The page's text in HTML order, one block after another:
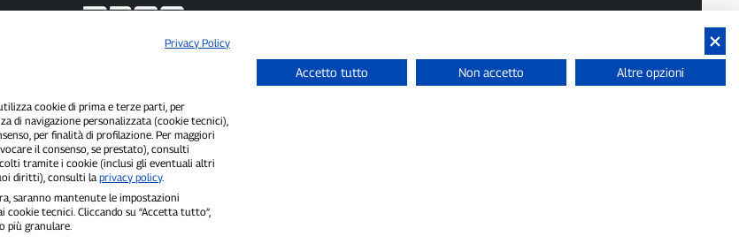
P300.it è una Testata Giornalistica indipendente
numero 1/2021 del 1/2/2021 - Tribunale di Pavia
- P.IVA 02798890188
Alessandro Secchi- Vicedirettore:
Privacy Policy-Cookie Policy
"Se è successo davvero, lo trovi su P300.it"
Copyright © P300.it 2012-2026
Privacy Policy
cookie di prima e terze parti, per
di navigazione personalizzata (cookie tecnici),
per finalità di profilazione. Per maggiori
il consenso, se prestato), consulti
tramite i cookie (inclusi gli eventuali altri
diritti), consulti la privacy policy.
saranno mantenute le impostazioni
tecnici. Cliccando su “Accetta tutto”,
più granulare.
Accetto tutto Non accetto Altre opzioni